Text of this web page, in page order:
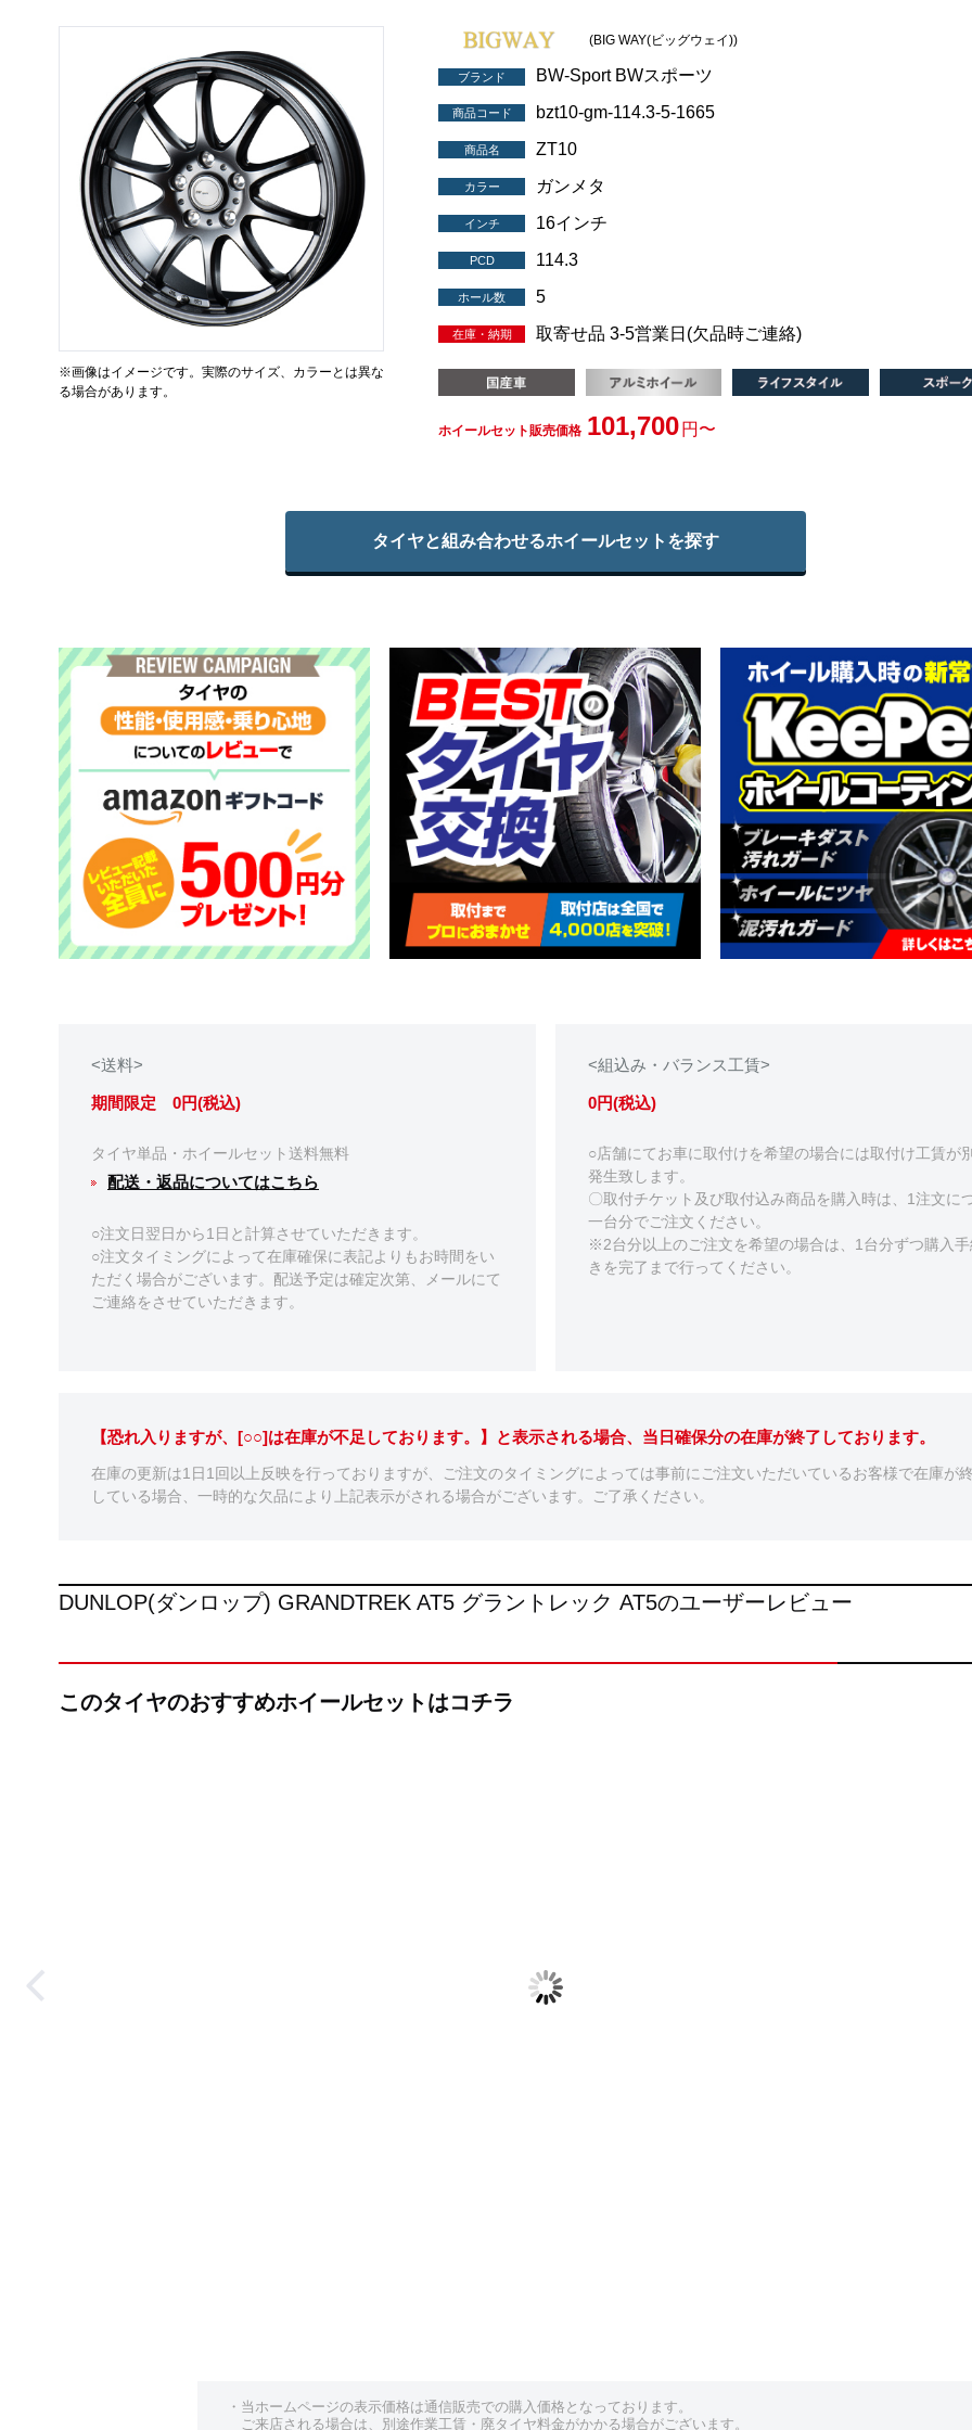
※画像はイメージです。実際のサイズ、カラーとは異な
る場合があります。
(BIG WAY(ビッグウェイ))
ブランド BW-Sport BWスポーツ
商品コード bzt10-gm-114.3-5-1665
商品名 ZT10
カラー ガンメタ
インチ 16インチ
PCD 114.3
ホール数 5
在庫・納期 取寄せ品 3-5営業日(欠品時ご連絡)
ホイールセット販売価格 101,700 円〜
タイヤと組み合わせるホイールセットを探す
<送料>
期間限定 0円(税込)
タイヤ単品・ホイールセット送料無料
配送・返品についてはこちら
○注文日翌日から1日と計算させていただきます。
○注文タイミングによって在庫確保に表記よりもお時間をい
ただく場合がございます。配送予定は確定次第、メールにて
ご連絡をさせていただきます。
<組込み・バランス工賃>
0円(税込)
○店舗にてお車に取付けを希望の場合には取付け工賃が
発生致します。
〇取付チケット及び取付込み商品を購入時は、1注文に
一台分でご注文ください。
※2台分以上のご注文を希望の場合は、1台分ずつ購入
きを完了まで行ってください。
【恐れ入りますが、[○○]は在庫が不足しております。】と表示される場合、当日確保分の在庫が終了しております。
在庫の更新は1日1回以上反映を行っておりますが、ご注文のタイミングによっては事前にご注文いただいているお客様で在庫が
している場合、一時的な欠品により上記表示がされる場合がございます。ご了承ください。
DUNLOP(ダンロップ) GRANDTREK AT5 グラントレック AT5のユーザーレビュー
このタイヤのおすすめホイールセットはコチラ
・当ホームページの表示価格は通信販売での購入価格となっております。
ご来店される場合は、別途作業工賃・廃タイヤ料金がかかる場合がございます。